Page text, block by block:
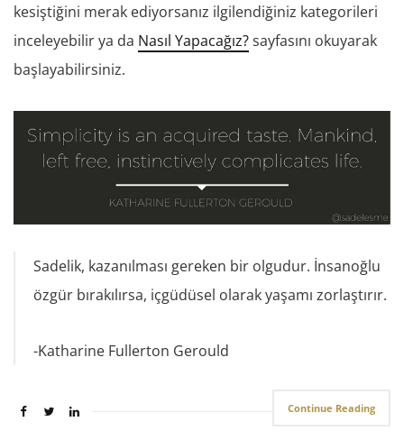
kesiştiğini merak ediyorsanız ilgilendiğiniz kategorileri
inceleyebilir ya da Nasıl Yapacağız?sayfasını okuyarak
başlayabilirsiniz.
Sadelik, kazanılması gereken bir olgudur. İnsanoğlu
özgür bırakılırsa, içgüdüsel olarak yaşamı zorlaştırır.
-Katharine Fullerton Gerould
Continue Reading